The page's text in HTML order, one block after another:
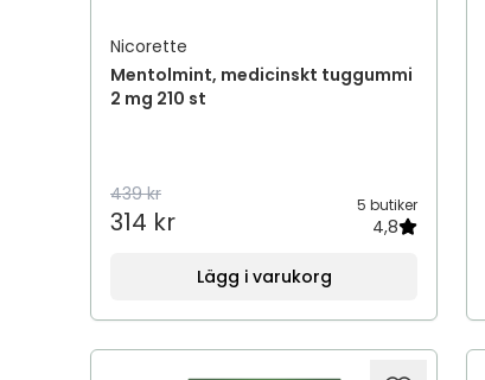
Nicorette
Mentolmint, medicinskt tuggummi
2 mg 210 st
439 kr
314 kr
5 butiker
4,8
Lägg i varukorg